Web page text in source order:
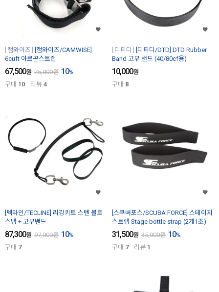
캠와이즈
[캠와이즈/CAMWISE]
6cuft 아르곤스트랩
67,500원 75,000원 10%
구매 10 리뷰 4
디티디
[디티디/DTD] DTD Rubber
Band 고무 밴드 (40/80cf용)
10,000원
구매 8
[텍라인/TECLINE] 리깅키트 스텐 볼트
스냅 + 고무밴드
87,300원 97,000원 10%
구매 7
[스쿠버포스/SCUBA FORCE] 스테이지
스트랩 Stage bottle strap (2개1조)
31,500원 35,000원 10%
구매 7 리뷰 1